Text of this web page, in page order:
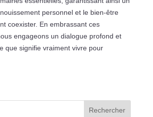
personnel et le bien-être
coexister. En embrassant ces
engageons un dialogue profond et
que signifie vraiment vivre pour
Rechercher